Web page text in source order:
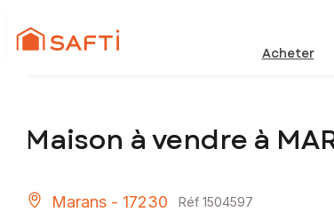
Acheter
Maison à vendre à
Marans - 17230 Réf 1504597